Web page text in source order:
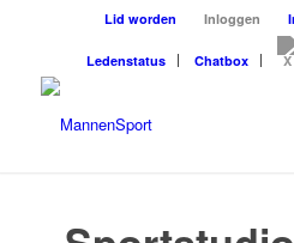
Lid worden Inloggen
Ledenstatus Chatbox